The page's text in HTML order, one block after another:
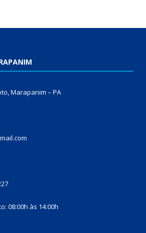
Marapanim – PA
08:00h às 14:00h